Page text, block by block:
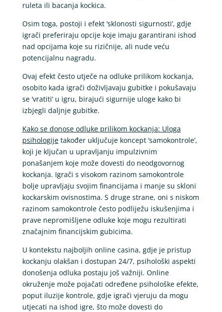
ruleta ili bacanja kockica.
Osim toga, postoji i efekt ‘sklonosti sigurnosti’, gdje
igrači preferiraju opcije koje imaju garantirani ishod
nad opcijama koje su rizičnije, ali nude veću
potencijalnu nagradu.
Ovaj efekt često utječe na odluke prilikom kockanja,
osobito kada igrači doživljavaju gubitke i pokušavaju
se ‘vratiti’ u igru, birajući sigurnije uloge kako bi
izbjegli daljnje gubitke.
Kako se donose odluke prilikom kockanja: Uloga
psihologijetakođer uključuje koncept ‘samokontrole’,
koji je ključan u upravljanju impulzivnim
ponašanjem koje može dovesti do neodgovornog
kockanja. Igrači s visokom razinom samokontrole
bolje upravljaju svojim financijama i manje su skloni
kockarskim ovisnostima. S druge strane, oni s niskom
razinom samokontrole često podliježu iskušenjima i
prave nepromišljene odluke koje mogu rezultirati
značajnim financijskim gubicima.
U kontekstu najboljih online casina, gdje je pristup
kockanju olakšan i dostupan 24/7, psihološki aspekti
donošenja odluka postaju još važniji. Online
okruženje može pojačati određene psihološke efekte,
poput iluzije kontrole, gdje igrači vjeruju da mogu
utjecati na ishod igre, što može dovesti do